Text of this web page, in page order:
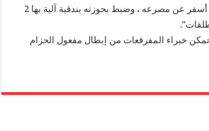
فتعاملت معه القوات مما أسفر عن مصرعه ، وضبط بحوزته بندقية آلية بها 2
خبراء المفرقعات من إبطال مفعول الحزام